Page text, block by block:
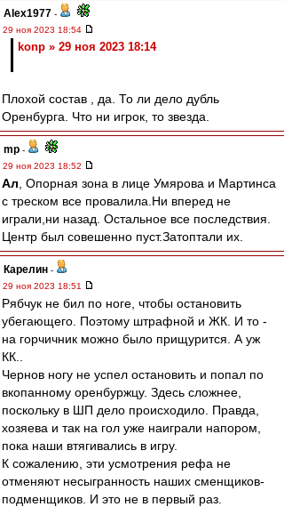
Alex1977 -
29 ноя 2023 18:54
konp » 29 ноя 2023 18:14
Плохой состав , да. То ли дело дубль
Оренбурга. Что ни игрок, то звезда.
mp -
29 ноя 2023 18:52
Ал , Опорная зона в лице Умярова и Мартинса
с треском все провалила.Ни вперед не
играли,ни назад. Остальное все последствия.
Центр был совешенно пуст.Затоптали их.
Карелин -
29 ноя 2023 18:51
Рябчук не бил по ноге, чтобы остановить
убегающего. Поэтому штрафной и ЖК. И то -
на горчичник можно было прищурится. А уж
КК..
Чернов ногу не успел остановить и попал по
вкопанному оренбуржцу. Здесь сложнее,
поскольку в ШП дело происходило. Правда,
хозяева и так на гол уже наиграли напором,
пока наши втягивались в игру.
К сожалению, эти усмотрения рефа не
отменяют несыгранность наших сменщиков-
подменщиков. И это не в первый раз.